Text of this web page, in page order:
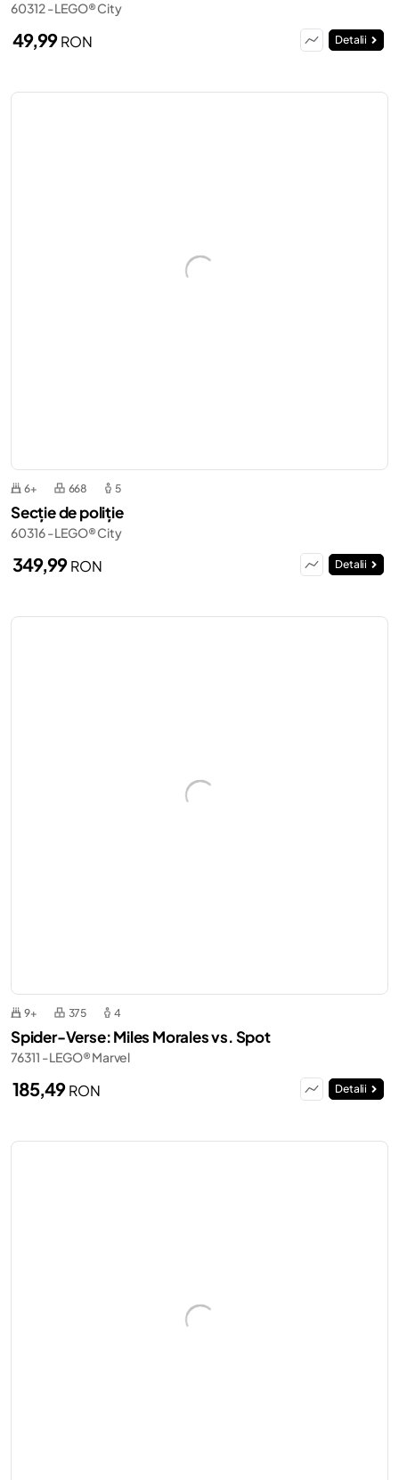
60312 - LEGO® City
49,99RON Detalii
6+ 668 5
Secție de poliție
60316 - LEGO® City
349,99RON Detalii
9+ 375 4
Spider-Verse: Miles Morales vs. Spot
76311 - LEGO® Marvel
185,49RON Detalii